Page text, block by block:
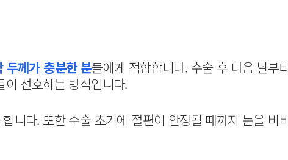
두께가 충분한 분들에게 적합합니다. 수술 후 다음 날부
선호하는 방식입니다.
니다. 또한 수술 초기에 절편이 안정될 때까지 눈을 비